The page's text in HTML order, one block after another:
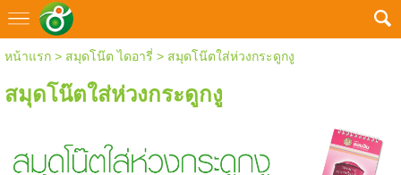
หน้าแรก> สมุดโน๊ต ไดอารี่ > สมุดโน๊ตใส่ห่วงกระดูกงู
สมุดโน๊ตใส่ห่วงกระดูกงู